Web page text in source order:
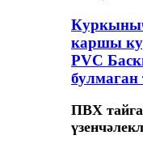
каршы
PVC
булмаган
ПВХ